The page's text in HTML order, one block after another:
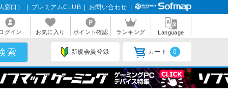
窓口） プレミアムCLUB お問い合わせ
グイン お気に入り ポイント確認 ランキング Language
新規会員登録 カート 0